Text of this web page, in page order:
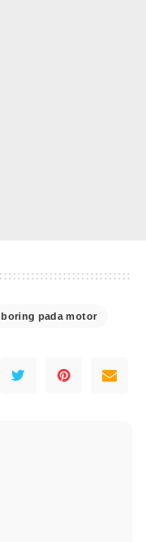
pada motor